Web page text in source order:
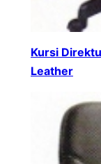
Kursi
Leather